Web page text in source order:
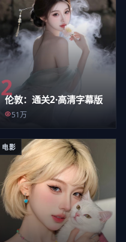
2
伦敦：通关2·高清字幕版
51万
电影